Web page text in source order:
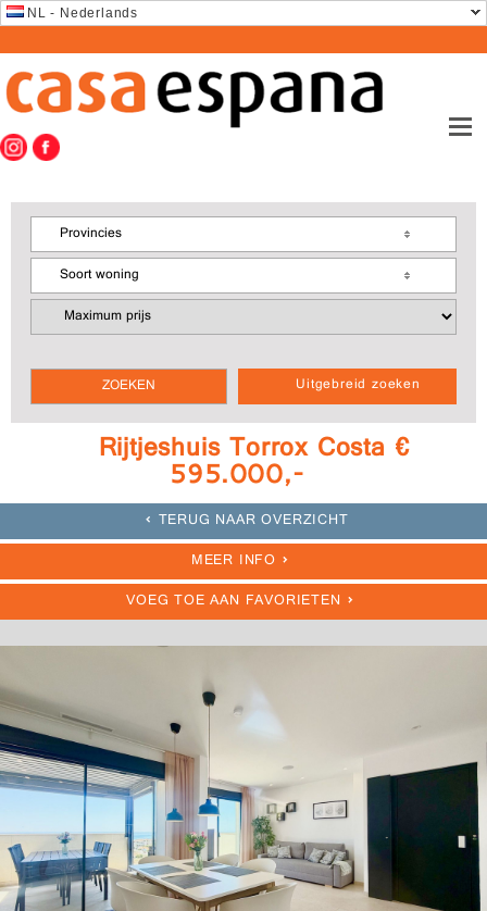
NL - Nederlands
Uitgebreid zoeken
Provincies
Soort woning
Rijtjeshuis Torrox Costa €
595.000,-
TERUG NAAR OVERZICHT
MEER INFO
VOEG TOE AAN FAVORIETEN